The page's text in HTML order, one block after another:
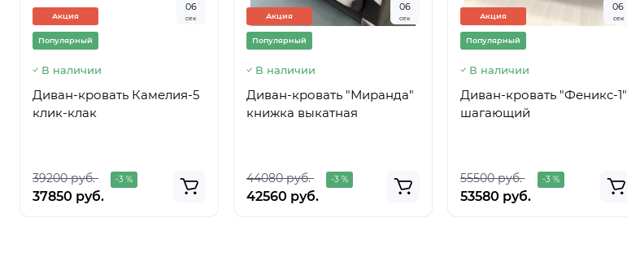
Акция
Популярный
05
сек
В наличии
Диван-кровать Камелия-5
клик-клак
39200 руб. -3 %
37850 руб.
Акция
Популярный
05
сек
В наличии
Диван-кровать "Миранда"
книжка выкатная
44080 руб. -3 %
42560 руб.
Акция
Популярный
05
сек
В наличии
Диван-кровать "Феникс-1"
шагающий
55500 руб. -3 %
53580 руб.